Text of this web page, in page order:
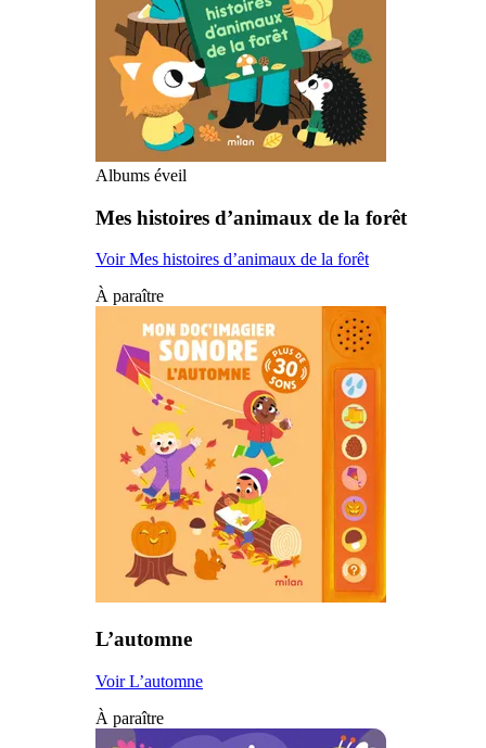
Albums éveil
Mes histoires d’animaux de la forêt
Voir Mes histoires d’animaux de la forêt
À paraître
L’automne
Voir L’automne
À paraître